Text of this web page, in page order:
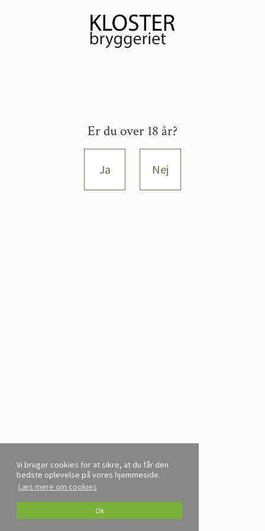
Vi bruger cookies for at sikre, at du får den
bedste oplevelse på vores hjemmeside.
Læs mere om cookies
Ok
Er du over 18 år?
Ja Nej